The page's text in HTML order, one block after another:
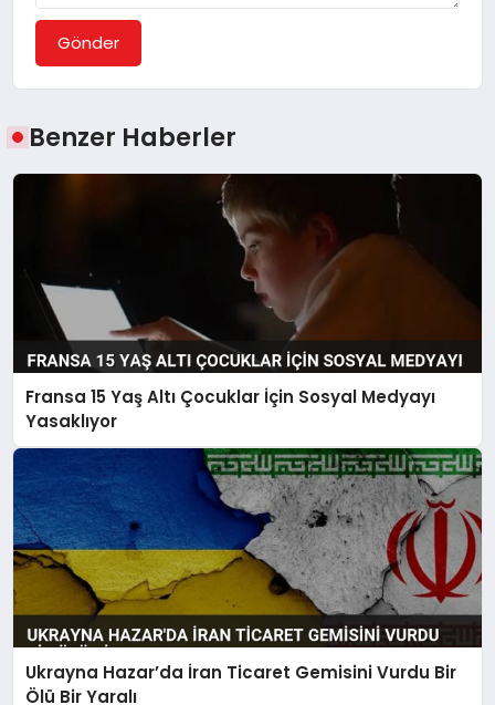
Gönder
Benzer Haberler
Fransa 15 Yaş Altı Çocuklar İçin Sosyal Medyayı
Yasaklıyor
Ukrayna Hazar’da İran Ticaret Gemisini Vurdu Bir
Ölü Bir Yaralı